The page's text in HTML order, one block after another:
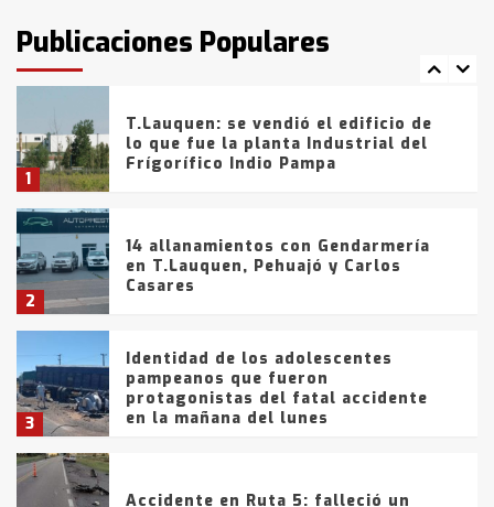
Publicaciones Populares
fueron detenidos por
comercialización de drogas en la
tarde del sábado
1
T.Lauquen: se vendió el edificio de
lo que fue la planta Industrial del
Frígorífico Indio Pampa
2
14 allanamientos con Gendarmería
en T.Lauquen, Pehuajó y Carlos
Casares
3
Identidad de los adolescentes
pampeanos que fueron
protagonistas del fatal accidente
en la mañana del lunes
Accidente en Ruta 5: falleció un